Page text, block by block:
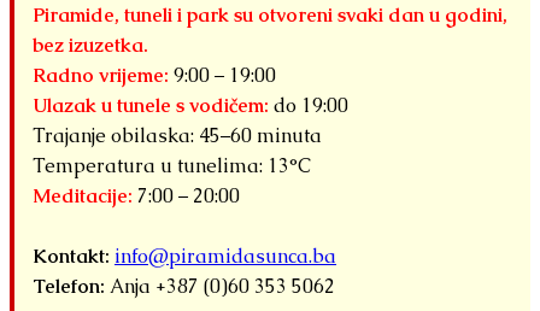
Piramide, tuneli i park su otvoreni svaki dan u godini,
bez izuzetka.
Radno vrijeme: 9:00 – 19:00
Ulazak u tunele s vodičem: do 19:00
Trajanje obilaska: 45–60 minuta
Temperatura u tunelima: 13°C
Meditacije: 7:00 – 20:00
Kontakt: info@piramidasunca.ba
Telefon: Anja +387 (0)60 353 5062